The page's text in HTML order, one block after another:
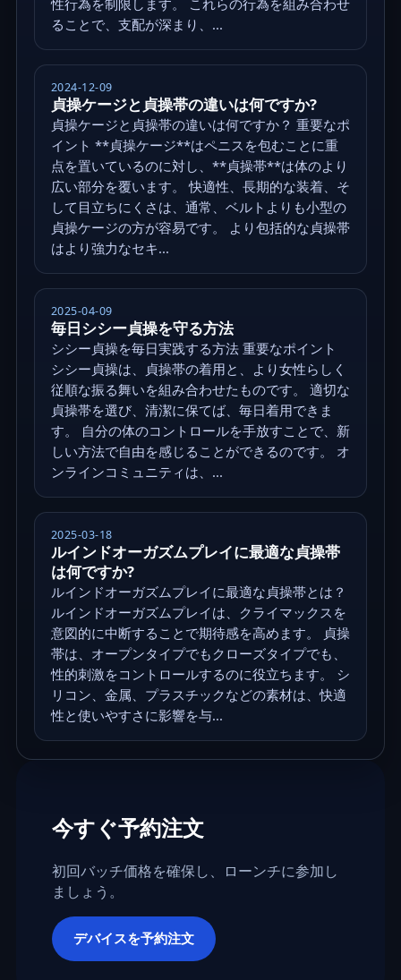
性行為を制限します。 これらの行為を組み合わせ
ることで、支配が深まり、...
2024-12-09
貞操ケージと貞操帯の違いは何ですか?
貞操ケージと貞操帯の違いは何ですか？ 重要なポ
イント **貞操ケージ**はペニスを包むことに重
点を置いているのに対し、**貞操帯**は体のより
広い部分を覆います。 快適性、長期的な装着、そ
して目立ちにくさは、通常、ベルトよりも小型の
貞操ケージの方が容易です。 より包括的な貞操帯
はより強力なセキ...
2025-04-09
毎日シシー貞操を守る方法
シシー貞操を毎日実践する方法 重要なポイント
シシー貞操は、貞操帯の着用と、より女性らしく
従順な振る舞いを組み合わせたものです。 適切な
貞操帯を選び、清潔に保てば、毎日着用できま
す。 自分の体のコントロールを手放すことで、新
しい方法で自由を感じることができるのです。 オ
ンラインコミュニティは、...
2025-03-18
ルインドオーガズムプレイに最適な貞操帯
は何ですか?
ルインドオーガズムプレイに最適な貞操帯とは？
ルインドオーガズムプレイは、クライマックスを
意図的に中断することで期待感を高めます。 貞操
帯は、オープンタイプでもクローズタイプでも、
性的刺激をコントロールするのに役立ちます。 シ
リコン、金属、プラスチックなどの素材は、快適
性と使いやすさに影響を与...
今すぐ予約注文
初回バッチ価格を確保し、ローンチに参加し
ましょう。
デバイスを予約注文